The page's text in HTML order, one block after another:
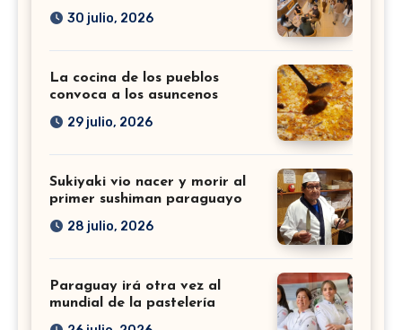
30 julio, 2026
La cocina de los pueblos
convoca a los asuncenos
29 julio, 2026
Sukiyaki vio nacer y morir al
primer sushiman paraguayo
28 julio, 2026
Paraguay irá otra vez al
mundial de la pastelería